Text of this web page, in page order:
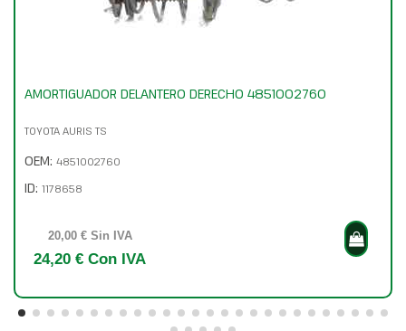
AMORTIGUADOR DELANTERO DERECHO 4851002760
TOYOTA AURIS TS
OEM: 4851002760
ID: 1178658
20,00 € Sin IVA
24,20 € Con IVA